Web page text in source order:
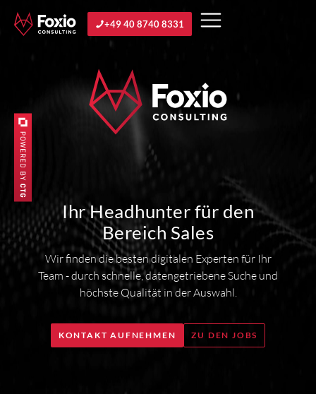
+49 40 8740 8331
Ihr Headhunter für den
Bereich Sales
Wir finden die besten digitalen Experten für Ihr
Team - durch schnelle, datengetriebene Suche und
höchste Qualität in der Auswahl.
KONTAKT AUFNEHMEN ZU DEN JOBS